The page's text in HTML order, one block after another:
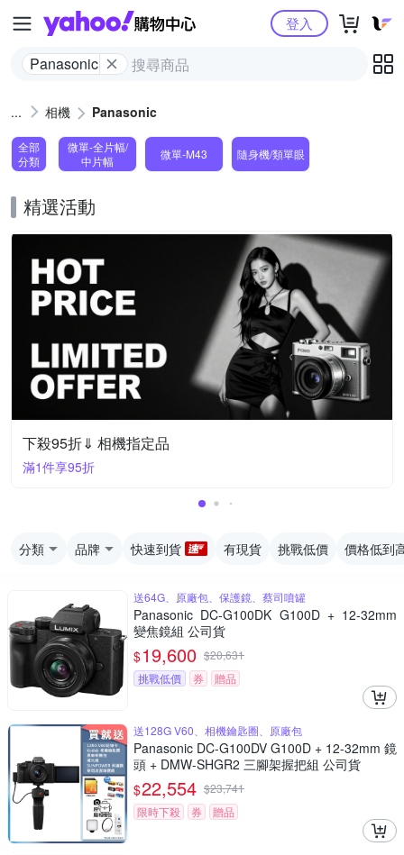
Yahoo購物中心
Panasonic
登入
相機 Panasonic
全部
分類
微單-全片幅/
中片幅
微單-M43 隨身機/類單眼
精選活動
下殺95折⇓ 相機指定品
滿1件享95折
分類 品牌 快速到貨 有現貨 挑戰低價 價格低到
送64G、原廠包、保護鏡、蔡司噴罐
Panasonic DC-G100DK G100D + 12-32mm
變焦鏡組 公司貨
$19,600 $20,631
挑戰低價
券 贈品
送128G V60、相機鑰匙圈、原廠包
Panasonic DC-G100DV G100D + 12-32mm 鏡
頭 + DMW-SHGR2 三腳架握把組 公司貨
$22,554 $23,741
限時下殺
券 贈品